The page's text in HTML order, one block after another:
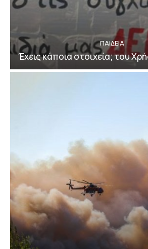
ΠΑΙΔΕΙΑ
Έχεις κάποια στοιχεία; του